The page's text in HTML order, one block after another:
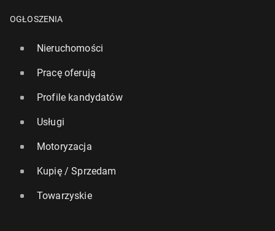
OGŁOSZENIA
Nieruchomości
Pracę oferują
Profile kandydatów
Usługi
Motoryzacja
Kupię / Sprzedam
Towarzyskie